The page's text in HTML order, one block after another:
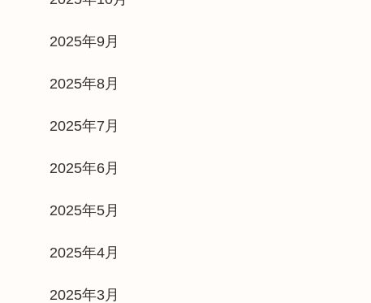
2025年9月
2025年8月
2025年7月
2025年6月
2025年5月
2025年4月
2025年3月